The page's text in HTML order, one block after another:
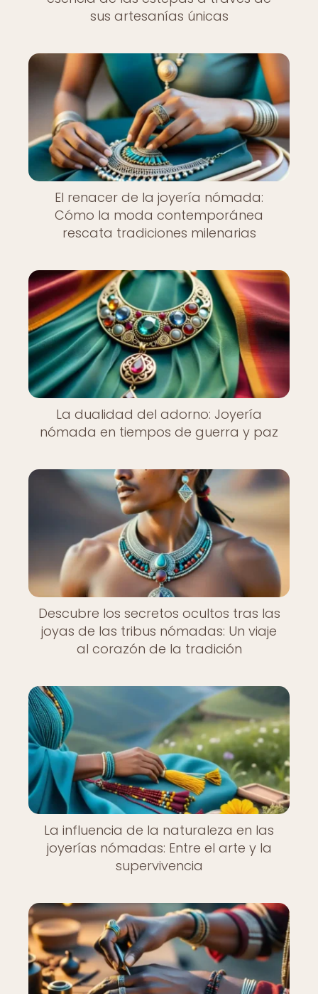
sus artesanías únicas
El renacer de la joyería nómada:
Cómo la moda contemporánea
rescata tradiciones milenarias
La dualidad del adorno: Joyería
nómada en tiempos de guerra y paz
Descubre los secretos ocultos tras las
joyas de las tribus nómadas: Un viaje
al corazón de la tradición
La influencia de la naturaleza en las
joyerías nómadas: Entre el arte y la
supervivencia